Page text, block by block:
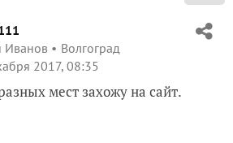
Иванов
Волгоград
2017, 08:35
мест захожу на сайт.